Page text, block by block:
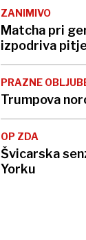
ZANIMIVO
Matcha pri
izpodriva
PRAZNE
Trumpova
OP ZDA
Švicarska
Yorku